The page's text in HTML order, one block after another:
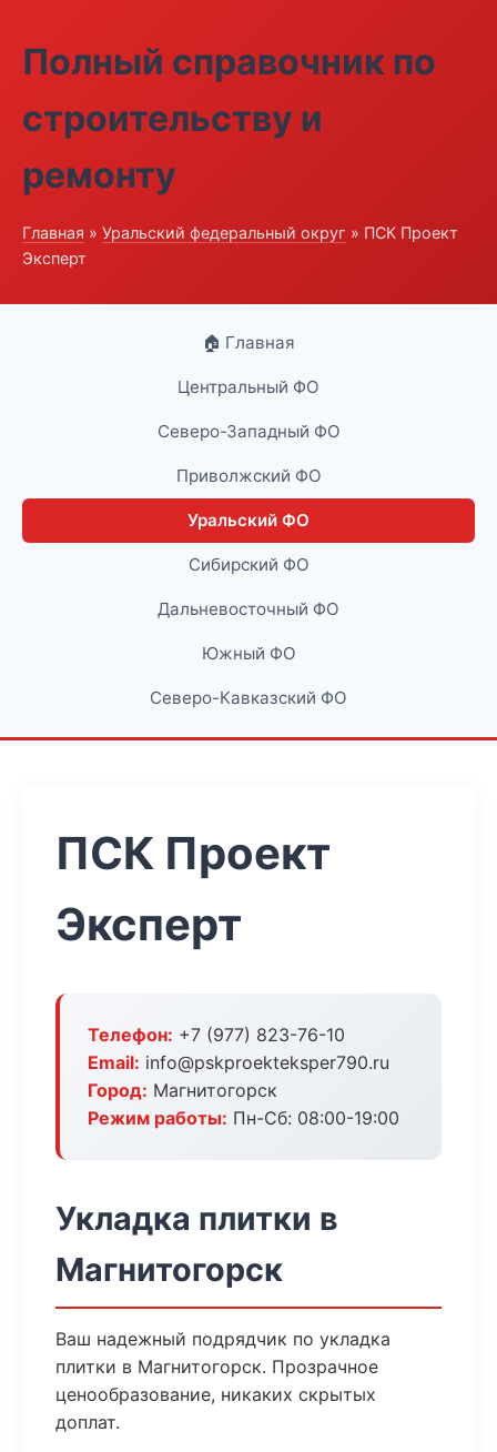
Полный справочник по
строительству и
ремонту
Главная » Уральский федеральный округ » ПСК Проект
Эксперт
🏠 Главная
Центральный ФО
Северо-Западный ФО
Приволжский ФО
Уральский ФО
Сибирский ФО
Дальневосточный ФО
Южный ФО
Северо-Кавказский ФО
ПСК Проект
Эксперт
Телефон: +7 (977) 823-76-10
Email: info@pskproekteksper790.ru
Город: Магнитогорск
Режим работы: Пн-Сб: 08:00-19:00
Укладка плитки в
Магнитогорск
Ваш надежный подрядчик по укладка
плитки в Магнитогорск. Прозрачное
ценообразование, никаких скрытых
доплат.